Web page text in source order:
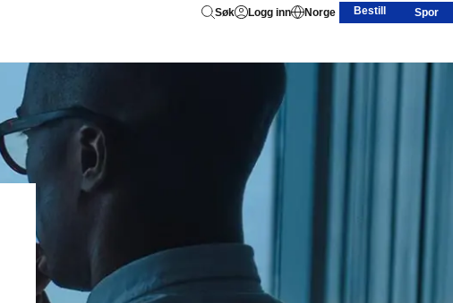
Søk Logg inn Norge Bestill Spor